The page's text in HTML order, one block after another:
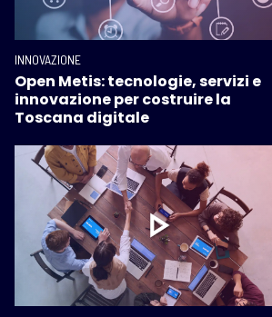
INNOVAZIONE
Open Metis: tecnologie, servizi e
innovazione per costruire la
Toscana digitale